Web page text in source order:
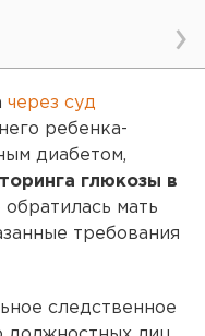
через суд
ребенка-
диабетом,
глюкозы в
мать
требования
следственное